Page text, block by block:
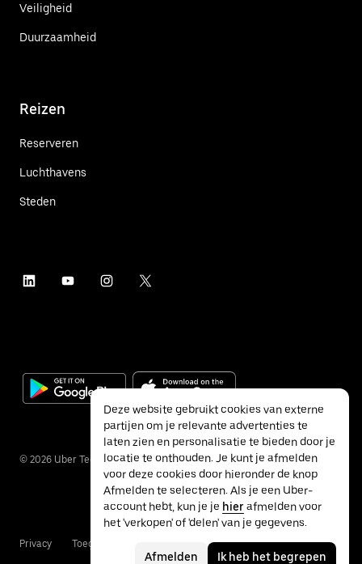
Veiligheid
Duurzaamheid
Reizen
Reserveren
Luchthavens
Steden
© 2026 Uber Technologies Inc.
Privacy Toegankelijkheid Voorwaarden
Deze website gebruikt cookies van externe
partijen om je relevante advertenties te
laten zien en personalisatie te bieden door je
locatie te onthouden. Je kunt je afmelden
voor deze cookies door hieronder de knop
Afmelden te selecteren. Als je een Uber-
account hebt, kun je je hierafmelden voor
het 'verkopen' of 'delen' van je gegevens.
Afmelden Ik heb het begrepen